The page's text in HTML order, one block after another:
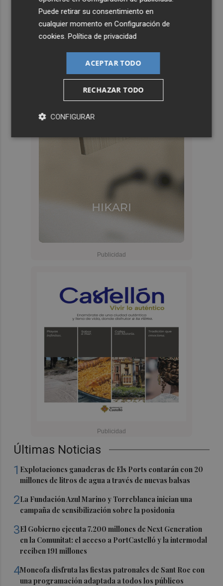
Últimas Noticias
1 Explotaciones ganaderas de Els Ports contarán con 20
millones de litros de agua a través de nuevas balsas
2La Fundación Azul Marino y Torreblanca inician una
campaña de sensibilización sobre la posidonia
3El Gobierno ejecuta 7.200 millones de Next Generation
en la Comunitat: el acceso a PortCastelló y la intermodal
reciben 191 millones
4Moncofa disfruta las fiestas patronales de Sant Roc con
una programación adaptada a todos los públicos
Puede retirar su consentimiento en
cualquier momento enConfiguración de
cookies .Política de privacidad
ACEPTAR TODO
RECHAZAR TODO
CONFIGURAR